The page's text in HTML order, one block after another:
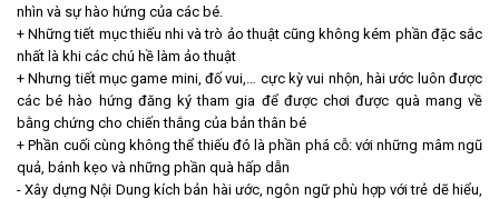
nhìn và sự hào hứng của các bé.
+ Những tiết mục thiếu nhi và trò ảo thuật cũng không kém phần đặc sắc
nhất là khi các chú hề làm ảo thuật
+ Nhưng tiết mục game mini, đố vui,… cực kỳ vui nhộn, hài ước luôn được
các bé hào hứng đăng ký tham gia để được chơi được quà mang về
bằng chứng cho chiến thắng của bản thân bé
+ Phần cuối cùng không thể thiếu đó là phần phá cỗ: với những mâm ngũ
quả, bánh kẹo và những phần quà hấp dẫn
- Xây dựng Nội Dung kích bản hài ước, ngôn ngữ phù hợp với trẻ dẽ hiểu,